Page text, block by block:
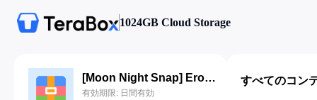
1024GB Cloud Storage
[Moon Night Snap] EroEro Travel - Mona (모나) & Jucy (쥬시) [81P].rar
有効期限: 日間有効
すべてのコン